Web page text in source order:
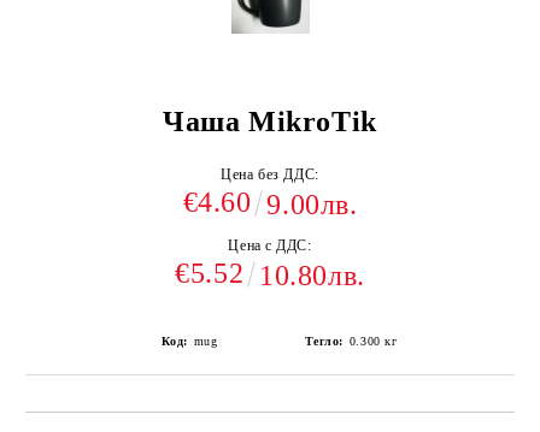
Чаша MikroTik
Цена без ДДС:
€4.60 9.00лв.
Цена с ДДС:
€5.52 10.80лв.
Код: mug Тегло: 0.300 кг